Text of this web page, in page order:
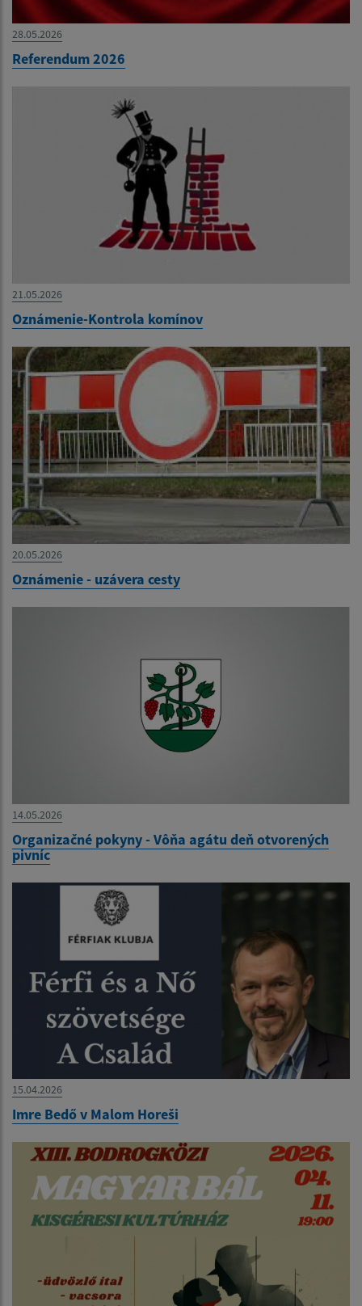
28.05.2026
Referendum 2026
21.05.2026
Oznámenie-Kontrola komínov
20.05.2026
Oznámenie - uzávera cesty
14.05.2026
Organizačné pokyny - Vôňa agátu deň otvorených
pivníc
15.04.2026
Imre Bedő v Malom Horeši